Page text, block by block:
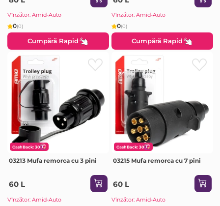
Vînzător: Amid-Auto
0(0)
Cumpără Rapid
Vînzător: Amid-Auto
0(0)
Cumpără Rapid
CashBack: 30
03213 Mufa remorca cu 3 pini
60 L
Vînzător: Amid-Auto
CashBack: 30
03215 Mufa remorca cu 7 pini
60 L
Vînzător: Amid-Auto